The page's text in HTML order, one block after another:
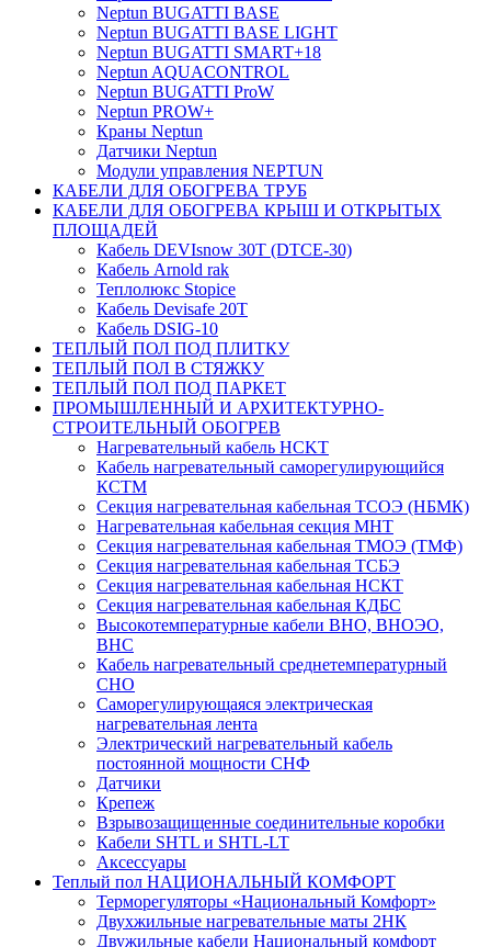
Neptun BUGATTI BASE
Neptun BUGATTI BASE LIGHT
Neptun BUGATTI SMART+18
Neptun AQUACONTROL
Neptun BUGATTI ProW
Neptun PROW+
Краны Neptun
Датчики Neptun
Модули управления NEPTUN
КАБЕЛИ ДЛЯ ОБОГРЕВА ТРУБ
КАБЕЛИ ДЛЯ ОБОГРЕВА КРЫШ И ОТКРЫТЫХ
ПЛОЩАДЕЙ
Кабель DEVIsnow 30Т (DTCE-30)
Кабель Arnold rak
Теплолюкс Stopice
Кабель Devisafe 20T
Кабель DSIG-10
ТЕПЛЫЙ ПОЛ ПОД ПЛИТКУ
ТЕПЛЫЙ ПОЛ В СТЯЖКУ
ТЕПЛЫЙ ПОЛ ПОД ПАРКЕТ
ПРОМЫШЛЕННЫЙ И АРХИТЕКТУРНО-
СТРОИТЕЛЬНЫЙ ОБОГРЕВ
Нагревательный кабель НCKТ
Кабель нагревательный саморегулирующийся
КСТМ
Секция нагревательная кабельная ТСОЭ (НБМК)
Нагревательная кабельная секция МНТ
Секция нагревательная кабельная ТМОЭ (ТМФ)
Секция нагревательная кабельная ТСБЭ
Секция нагревательная кабельная НСКТ
Секция нагревательная кабельная КДБС
Высокотемпературные кабели ВНО, ВНОЭО,
ВНС
Кабель нагревательный среднетемпературный
СНО
Саморегулирующаяся электрическая
нагревательная лента
Электрический нагревательный кабель
постоянной мощности СНФ
Датчики
Крепеж
Взрывозащищенные соединительные коробки
Кабели SHTL и SHTL-LT
Аксессуары
Теплый пол НАЦИОНАЛЬНЫЙ КОМФОРТ
Терморегуляторы «Национальный Комфорт»
Двухжильные нагревательные маты 2НК
Двужильные кабели Национальный комфорт